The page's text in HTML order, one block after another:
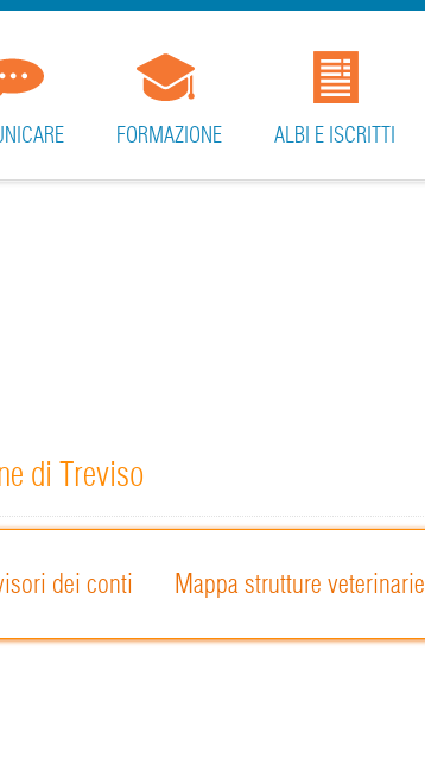
FORMAZIONE ALBI E ISCRITTI
di Treviso
dei conti Mappa strutture veterinarie